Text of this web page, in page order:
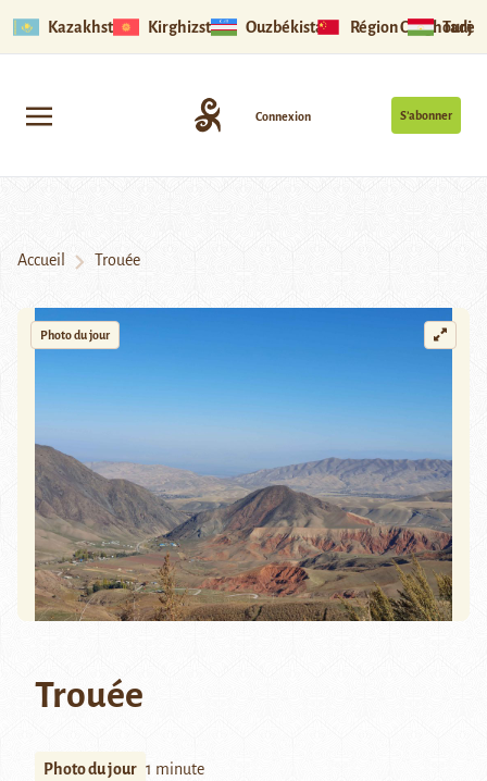
Kazakhstan Kirghizstan Ouzbékistan Région Ouïghoure
S’abonner
Connexion
Accueil Trouée
Photo du jour
Trouée
Photo du jour 1 minute